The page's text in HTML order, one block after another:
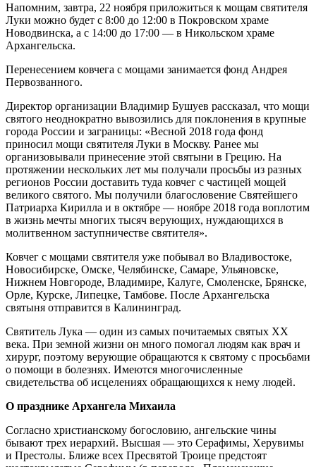
Напомним, завтра, 22 ноября приложиться к мощам святителя
Луки можно будет с 8:00 до 12:00 в Покровском храме
Новодвинска, а с 14:00 до 17:00 — в Никольском храме
Архангельска.
Перенесением ковчега с мощами занимается фонд Андрея
Первозванного.
Директор организации Владимир Бушуев рассказал, что мощи
святого неоднократно вывозились для поклонения в крупные
города России и заграницы: «Весной 2018 года фонд
приносил мощи святителя Луки в Москву. Ранее мы
организовывали принесение этой святыни в Грецию. На
протяжении нескольких лет мы получали просьбы из разных
регионов России доставить туда ковчег с частицей мощей
великого святого. Мы получили благословение Святейшего
Патриарха Кирилла и в октябре — ноябре 2018 года воплотим
в жизнь мечты многих тысяч верующих, нуждающихся в
молитвенном заступничестве святителя».
Ковчег с мощами святителя уже побывал во Владивостоке,
Новосибирске, Омске, Челябинске, Самаре, Ульяновске,
Нижнем Новгороде, Владимире, Калуге, Смоленске, Брянске,
Орле, Курске, Липецке, Тамбове. После Архангельска
святыня отправится в Калининград.
Святитель Лука — один из самых почитаемых святых XX
века. При земной жизни он много помогал людям как врач и
хирург, поэтому верующие обращаются к святому с просьбами
о помощи в болезнях. Имеются многочисленные
свидетельства об исцелениях обращающихся к нему людей.
О празднике Архангела Михаила
Согласно христианскому богословию, ангельские чины
бывают трех иерархий. Высшая — это Серафимы, Херувимы
и Престолы. Ближе всех Пресвятой Троице предстоят